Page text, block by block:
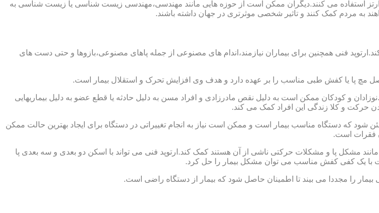
یا ارتز استفاده می کنند.دیگران ممکن است از حوزه هایی مانند مهندسی،مهندسی زیست شناسی یا زیست شناسی به
به مردم کمک کنند و تاثیر شخصی موثرتری در جهان داشته باشند.
فنی همچنین برای بیماران نیازمند،اندام های مصنوعی از جمله پاهای مصنوعی،بازوها و حتی دست های
مچ پا یا کفش طبی مناسب را بر عهده دارد و هدف وی افزایش تحرک و استقلال بیمار است.
و کودکان ممکن است به دلیل نقص مادرزادی و افراد مسن به دلیل حادثه یا قطع عضو به دلیل بیماریهایی
حرکت و کلا زندگی این افراد کمک می کند.
که دستگاه مناسب بیمار است و ممکن است نیاز به انجام تغییراتی در دستگاه برای ایجاد بهترین حالت ممکن
فقرات است.
مانند مشکل پا و مشکلات حرکتی ناشی از آن هستند کمک کند.ارتوپد فنی می تواند با اسکن دو بعدی و سه بعدی پا
با یک کفی کفش مناسب می توان مشکل بیمار را حل کرد.
را مجددا می بیند تا اطمینان حاصل شود که بیمار از دستگاه راضی است.